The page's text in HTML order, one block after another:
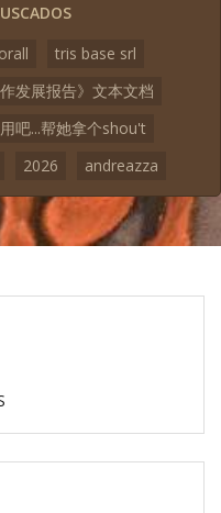
tris base srl
发展报告》文本文档
吧...帮她拿个shou't
2026 andreazza